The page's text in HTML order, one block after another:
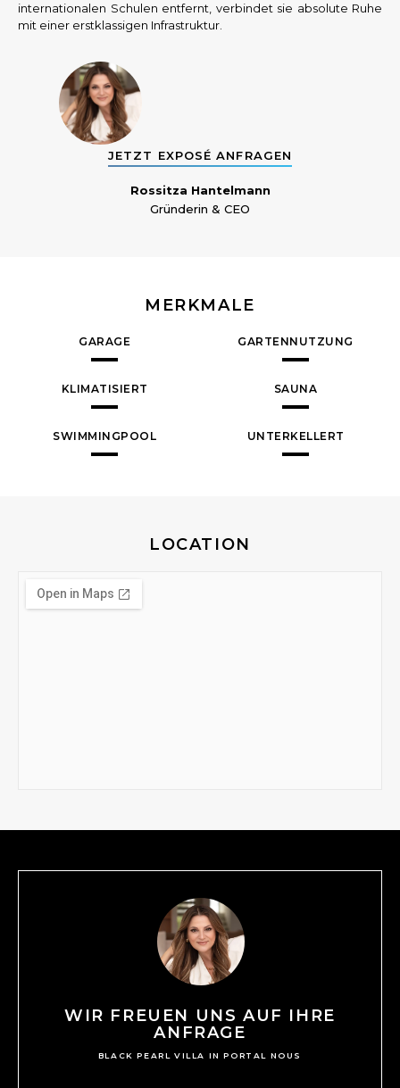
internationalen Schulen entfernt, verbindet sie absolute Ruhe
mit einer erstklassigen Infrastruktur.
JETZT EXPOSÉ ANFRAGEN
Rossitza Hantelmann
Gründerin & CEO
MERKMALE
GARAGE GARTENNUTZUNG
KLIMATISIERT SAUNA
SWIMMINGPOOL UNTERKELLERT
LOCATION
WIR FREUEN UNS AUF IHRE
ANFRAGE
BLACK PEARL VILLA IN PORTAL NOUS